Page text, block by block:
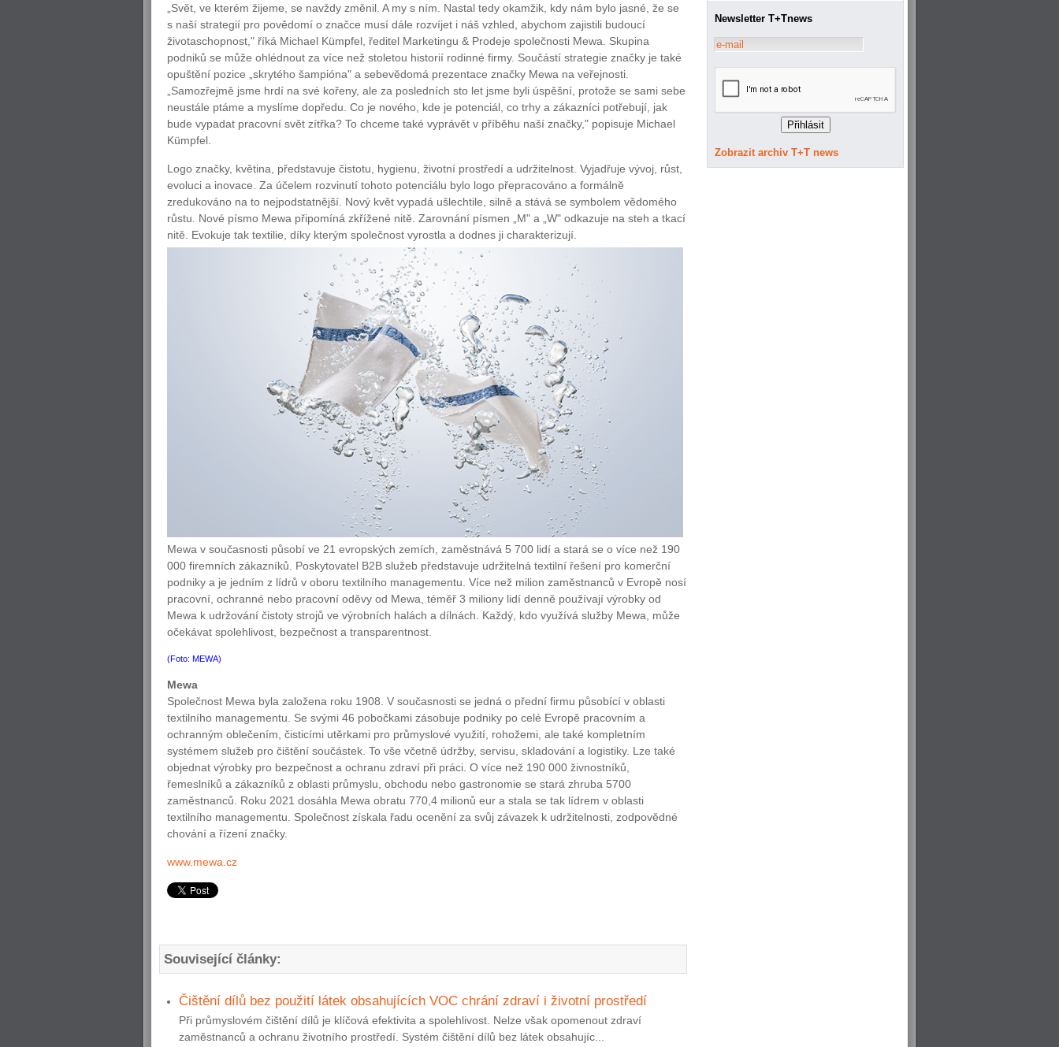
„Svět, ve kterém žijeme, se navždy změnil. A my s ním. Nastal tedy okamžik, kdy nám bylo jasné, že se
s naší strategií pro povědomí o značce musí dále rozvíjet i náš vzhled, abychom zajistili budoucí
životaschopnost," říká Michael Kümpfel, ředitel Marketingu & Prodeje společnosti Mewa. Skupina
podniků se může ohlédnout za více než stoletou historií rodinné firmy. Součástí strategie značky je také
opuštění pozice „skrytého šampióna" a sebevědomá prezentace značky Mewa na veřejnosti.
„Samozřejmě jsme hrdí na své kořeny, ale za posledních sto let jsme byli úspěšní, protože se sami sebe
neustále ptáme a myslíme dopředu. Co je nového, kde je potenciál, co trhy a zákazníci potřebují, jak
bude vypadat pracovní svět zítřka? To chceme také vyprávět v příběhu naší značky," popisuje Michael
Kümpfel.
Logo značky, květina, představuje čistotu, hygienu, životní prostředí a udržitelnost. Vyjadřuje vývoj, růst,
evoluci a inovace. Za účelem rozvinutí tohoto potenciálu bylo logo přepracováno a formálně
zredukováno na to nejpodstatnější. Nový květ vypadá ušlechtile, silně a stává se symbolem vědomého
růstu. Nové písmo Mewa připomíná zkřížené nitě. Zarovnání písmen „M" a „W" odkazuje na steh a tkací
nitě. Evokuje tak textilie, díky kterým společnost vyrostla a dodnes ji charakterizují.
Mewa v současnosti působí ve 21 evropských zemích, zaměstnává 5 700 lidí a stará se o více než 190
000 firemních zákazníků. Poskytovatel B2B služeb představuje udržitelná textilní řešení pro komerční
podniky a je jedním z lídrů v oboru textilního managementu. Více než milion zaměstnanců v Evropě nosí
pracovní, ochranné nebo pracovní oděvy od Mewa, téměř 3 miliony lidí denně používají výrobky od
Mewa k udržování čistoty strojů ve výrobních halách a dílnách. Každý, kdo využívá služby Mewa, může
očekávat spolehlivost, bezpečnost a transparentnost.
(Foto: MEWA)
Mewa
Společnost Mewa byla založena roku 1908. V současnosti se jedná o přední firmu působící v oblasti
textilního managementu. Se svými 46 pobočkami zásobuje podniky po celé Evropě pracovním a
ochranným oblečením, čisticími utěrkami pro průmyslové využití, rohožemi, ale také kompletním
systémem služeb pro čištění součástek. To vše včetně údržby, servisu, skladování a logistiky. Lze také
objednat výrobky pro bezpečnost a ochranu zdraví při práci. O více než 190 000 živnostníků,
řemeslníků a zákazníků z oblasti průmyslu, obchodu nebo gastronomie se stará zhruba 5700
zaměstnanců. Roku 2021 dosáhla Mewa obratu 770,4 milionů eur a stala se tak lídrem v oblasti
textilního managementu. Společnost získala řadu ocenění za svůj závazek k udržitelnosti, zodpovědné
chování a řízení značky.
www.mewa.cz
Související články:
Čištění dílů bez použití látek obsahujících VOC chrání zdraví i životní prostředí
Při průmyslovém čištění dílů je klíčová efektivita a spolehlivost. Nelze však opomenout zdraví
zaměstnanců a ochranu životního prostředí. Systém čištění dílů bez látek obsahujíc...
Newsletter T+Tnews
Zobrazit archiv T+T news